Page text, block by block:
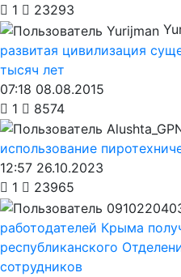
1
23293
развитая цивилизация
тысяч лет
07:18 08.08.2015
1
8574
использование
12:57 26.10.2023
1
23965
работодателей Крыма
республиканского
сотрудников